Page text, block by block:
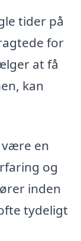
tider på
for
at få
kan
være en
og
inden
tydeligt